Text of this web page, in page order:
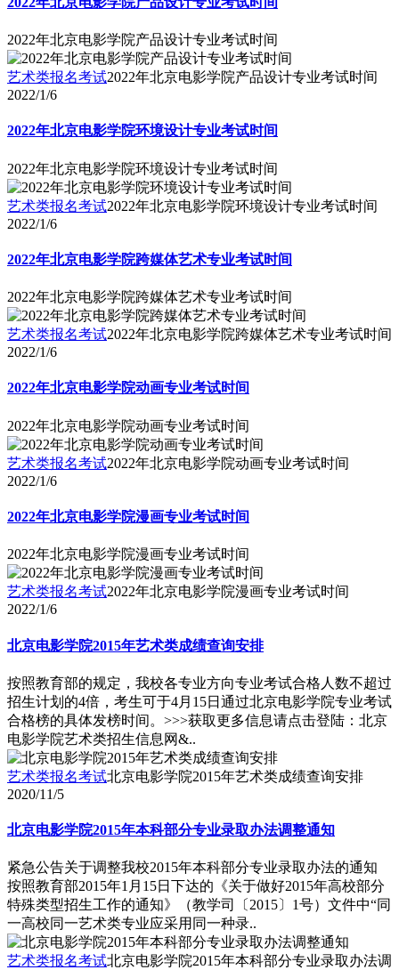
2022年北京电影学院产品设计专业考试时间
艺术类报名考试2022年北京电影学院产品设计专业考试时间
2022/1/6
2022年北京电影学院环境设计专业考试时间
2022年北京电影学院环境设计专业考试时间
艺术类报名考试2022年北京电影学院环境设计专业考试时间
2022/1/6
2022年北京电影学院跨媒体艺术专业考试时间
2022年北京电影学院跨媒体艺术专业考试时间
艺术类报名考试2022年北京电影学院跨媒体艺术专业考试时间
2022/1/6
2022年北京电影学院动画专业考试时间
2022年北京电影学院动画专业考试时间
艺术类报名考试2022年北京电影学院动画专业考试时间
2022/1/6
2022年北京电影学院漫画专业考试时间
2022年北京电影学院漫画专业考试时间
艺术类报名考试2022年北京电影学院漫画专业考试时间
2022/1/6
北京电影学院2015年艺术类成绩查询安排
按照教育部的规定，我校各专业方向专业考试合格人数不超过
招生计划的4倍，考生可于4月15日通过北京电影学院专业考试
合格榜的具体发榜时间。>>>获取更多信息请点击登陆：北京
电影学院艺术类招生信息网&..
艺术类报名考试北京电影学院2015年艺术类成绩查询安排
2020/11/5
北京电影学院2015年本科部分专业录取办法调整通知
紧急公告关于调整我校2015年本科部分专业录取办法的通知
按照教育部2015年1月15日下达的《关于做好2015年高校部分
特殊类型招生工作的通知》（教学司〔2015〕1号）文件中“同
一高校同一艺术类专业应采用同一种录..
艺术类报名考试北京电影学院2015年本科部分专业录取办法调